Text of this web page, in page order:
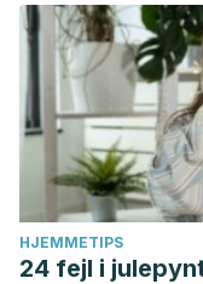
HJEMMETIPS
24 fejl i